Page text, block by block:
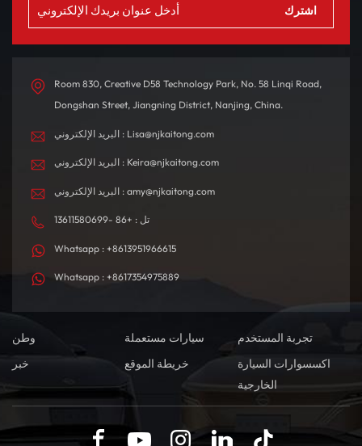
Room 830, Creative D58 Technology Park, No. 58 Linqi Road,
Dongshan Street, Jiangning District, Nanjing, China.
البريد الإلكتروني : Lisa@njkaitong.com
البريد الإلكتروني : Keira@njkaitong.com
البريد الإلكتروني : amy@njkaitong.com
تل : +86 -13611580699
Whatsapp : +8613951966615
Whatsapp : +8617354975889
وطن سيارات مستعملة
تجربة المستخدم
خبر
خريطة الموقع
اكسسوارات السيارة
الخارجية